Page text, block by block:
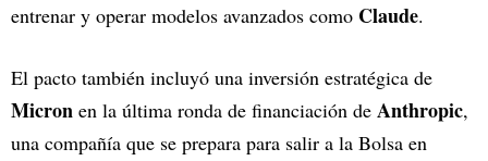
entrenar y operar modelos avanzados como Claude.
El pacto también incluyó una inversión estratégica de
Micron en la última ronda de financiación de Anthropic,
una compañía que se prepara para salir a la Bolsa en